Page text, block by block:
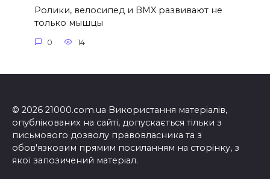
Ролики, велосипед и BMX развивают не
только мышцы
0 14
© 2026 21000.com.ua Використання матеріалів,
опублікованих на сайті, допускається тільки з
письмового дозволу правовласника та з
обов'язковим прямим посиланням на сторінку, з
якої запозичений матеріал.